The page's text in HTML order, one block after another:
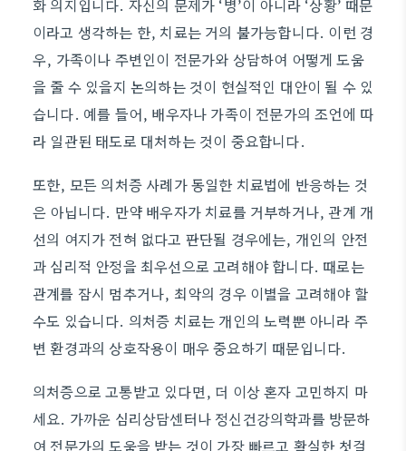
화 의지입니다. 자신의 문제가 ‘병’이 아니라 ‘상황’ 때문
이라고 생각하는 한, 치료는 거의 불가능합니다. 이런 경
우, 가족이나 주변인이 전문가와 상담하여 어떻게 도움
을 줄 수 있을지 논의하는 것이 현실적인 대안이 될 수 있
습니다. 예를 들어, 배우자나 가족이 전문가의 조언에 따
라 일관된 태도로 대처하는 것이 중요합니다.
또한, 모든 의처증 사례가 동일한 치료법에 반응하는 것
은 아닙니다. 만약 배우자가 치료를 거부하거나, 관계 개
선의 여지가 전혀 없다고 판단될 경우에는, 개인의 안전
과 심리적 안정을 최우선으로 고려해야 합니다. 때로는
관계를 잠시 멈추거나, 최악의 경우 이별을 고려해야 할
수도 있습니다. 의처증 치료는 개인의 노력뿐 아니라 주
변 환경과의 상호작용이 매우 중요하기 때문입니다.
의처증으로 고통받고 있다면, 더 이상 혼자 고민하지 마
세요. 가까운 심리상담센터나 정신건강의학과를 방문하
여 전문가의 도움을 받는 것이 가장 빠르고 확실한 첫걸